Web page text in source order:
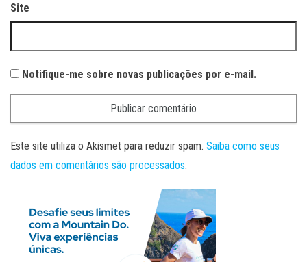
Site
Notifique-me sobre novas publicações por e-mail.
Este site utiliza o Akismet para reduzir spam. Saiba como seus
dados em comentários são processados.